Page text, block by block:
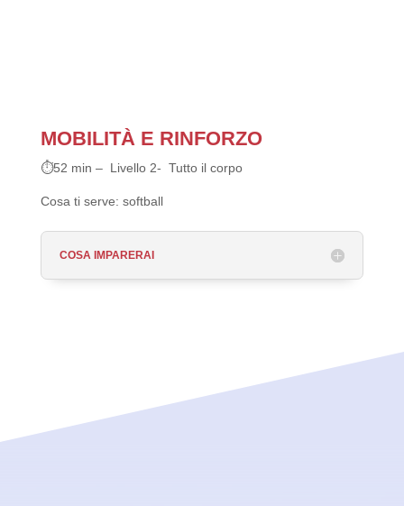
MOBILITÀ E RINFORZO
⏱52 min – Livello 2- Tutto il corpo
Cosa ti serve: softball
COSA IMPARERAI